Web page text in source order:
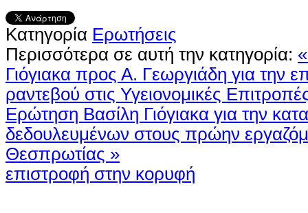
Κατηγορία Ερωτήσεις
Περισσότερα σε αυτή την κατηγορία:
Γιόγιακα προς Α. Γεωργιάδη για την
ραντεβού στις Υγειονομικές
Ερώτηση Βασίλη Γιόγιακα για την
δεδουλευμένων στους πρώην
Θεσπρωτίας »
επιστροφή στην κορυφή